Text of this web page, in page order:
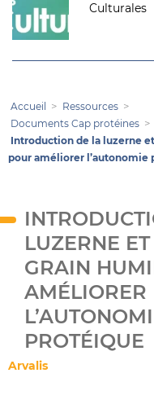
Culturales
Accueil
Ressources
Documents Cap protéines
Introduction de la luzerne
pour améliorer l’autonomie
LUZERNE
GRAIN
AMÉLIORER
PROTÉIQUE
Arvalis